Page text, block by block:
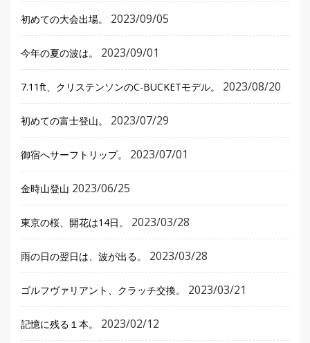
初めての大会出場。 2023/09/05
今年の夏の波は。 2023/09/01
7.11ft、クリステンソンのC-BUCKETモデル。 2023/08/20
初めての富士登山。 2023/07/29
御宿へサーフトリップ。 2023/07/01
金時山登山 2023/06/25
東京の桜、開花は14日。 2023/03/28
雨の日の翌日は、波が出る。 2023/03/28
ゴルフヴァリアント、クラッチ交換。 2023/03/21
記憶に残る１本。 2023/02/12